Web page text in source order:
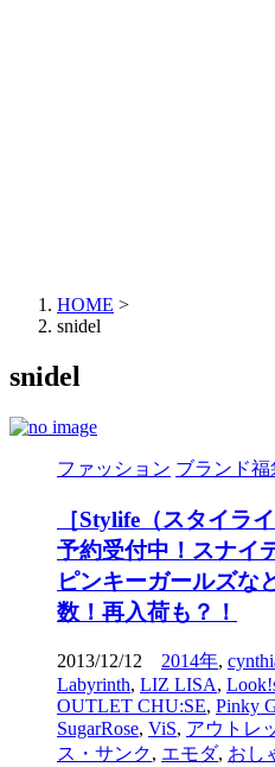
HOME >
snidel
snidel
ファッション ブランド福
［Stylife（スタイラ
予約受付中！スナイ
ピンキーガールズな
数！再入荷も？！
2013/12/12 2014年,
Labyrinth, LIZ LISA,
OUTLET CHU:SE, Pinky
SugarRose, ViS, アウトレ
ス・サンク, エモダ, おし